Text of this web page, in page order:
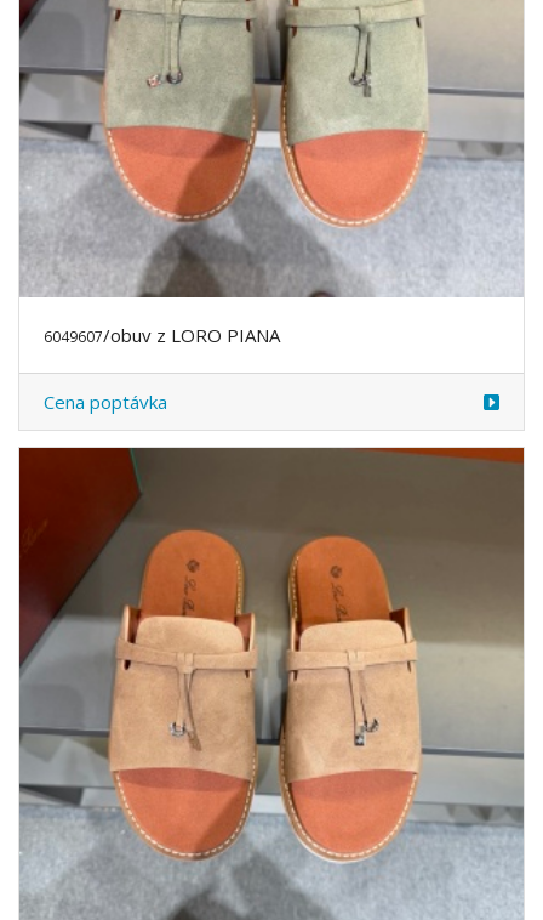
6049607/obuv z LORO PIANA
Cena poptávka